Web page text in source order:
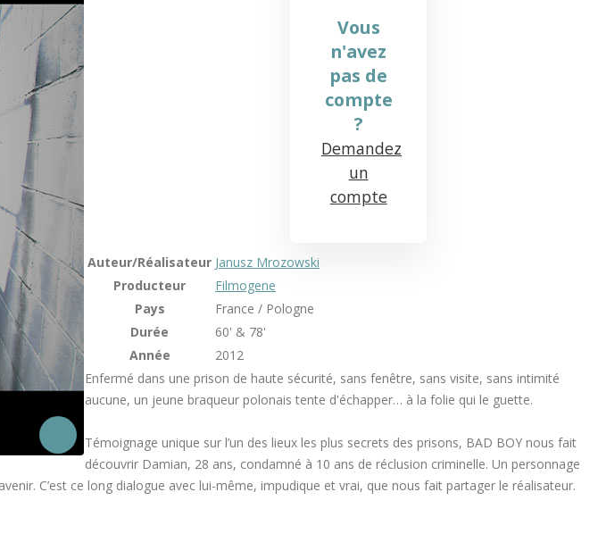
Vous
n'avez
pas de
compte
?
Demandez
un
compte
Auteur/Réalisateur Janusz Mrozowski
Producteur
Filmogene
Pays
France / Pologne
Durée
60' & 78'
Année
2012
Enfermé dans une prison de haute sécurité, sans fenêtre, sans visite, sans intimité
aucune, un jeune braqueur polonais tente d'échapper… à la folie qui le guette.
Témoignage unique sur l’un des lieux les plus secrets des prisons, BAD BOY nous fait
découvrir Damian, 28 ans, condamné à 10 ans de réclusion criminelle. Un personnage
C’est ce long dialogue avec lui-même, impudique et vrai, que nous fait partager le réalisateur.